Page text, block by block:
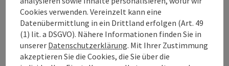
Au an der Donau
Öffnungszeiten
MO Montag geöffnet
DIDienstag geöffnet
MIMittwoch geöffnet
DODonnerstag geöffnet
FR Freitag geöffnet
SASamstag geöffnet
SOSonntag geöffnet
FEFeiertag geöffnet
Seite zurück 1 2
Cookies verwenden. Vereinzelt kann eine
Datenübermittlung in ein Drittland erfolgen (Art. 49
(1) lit. a DSGVO). Nähere Informationen finden Sie in
unserer Datenschutzerklärung. Mit Ihrer Zustimmung
akzeptieren Sie die Cookies, die Sie über die